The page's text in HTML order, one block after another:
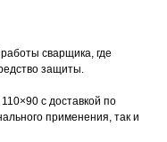
сварщика, где
защиты.
с доставкой по
применения, так и